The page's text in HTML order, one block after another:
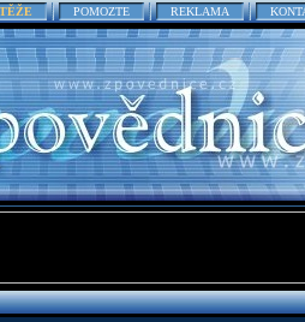
POMOZTE REKLAMA